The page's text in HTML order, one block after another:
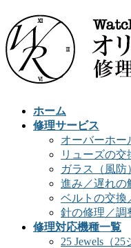
ホーム
修理サービス
オーバーホー
リューズの交
ガラス（風防
進み／遅れの
ベルトの交換
針の修理／調
修理対応機種一覧
25 Jewels（